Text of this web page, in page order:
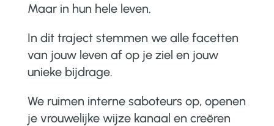
Maar in hun hele leven.
In dit traject stemmen we alle facetten
van jouw leven af op je ziel en jouw
unieke bijdrage.
We ruimen interne saboteurs op, openen
je vrouwelijke wijze kanaal en creëren